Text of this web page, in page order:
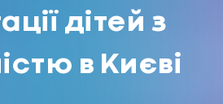
дітей з
в Києві